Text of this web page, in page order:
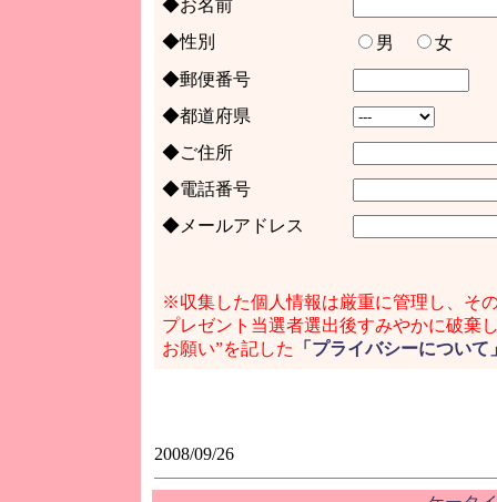
◆お名前
◆性別
男
女
◆郵便番号
◆都道府県
◆ご住所
◆電話番号
◆メールアドレス
※収集した個人情報は厳重に管理し、そ
プレゼント当選者選出後すみやかに破棄
お願い”を記した
「プライバシーについて
2008/09/26